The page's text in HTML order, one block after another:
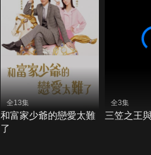
全13集
和富家少爺的戀愛太難
了
全3集
三笠之王